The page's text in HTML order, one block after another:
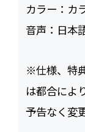
カラー： カ
音声： 日本
※仕様、特
は都合によ
予告なく変